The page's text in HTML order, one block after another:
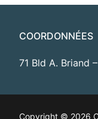
COORDONNÉES
71 Bld A. Briand
Copyright © 2026